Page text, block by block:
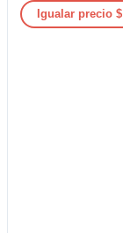
Igualar precio $